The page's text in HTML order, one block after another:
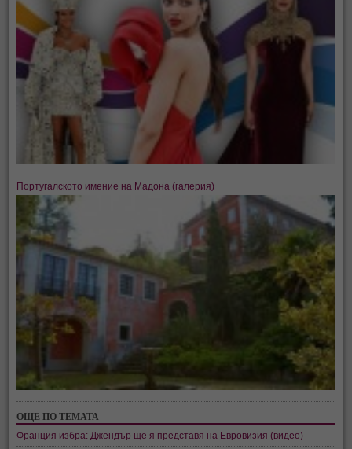
Португалското имение на Мадона (галерия)
ОЩЕ ПО ТЕМАТА
Франция избра: Джендър ще я представя на Евровизия (видео)